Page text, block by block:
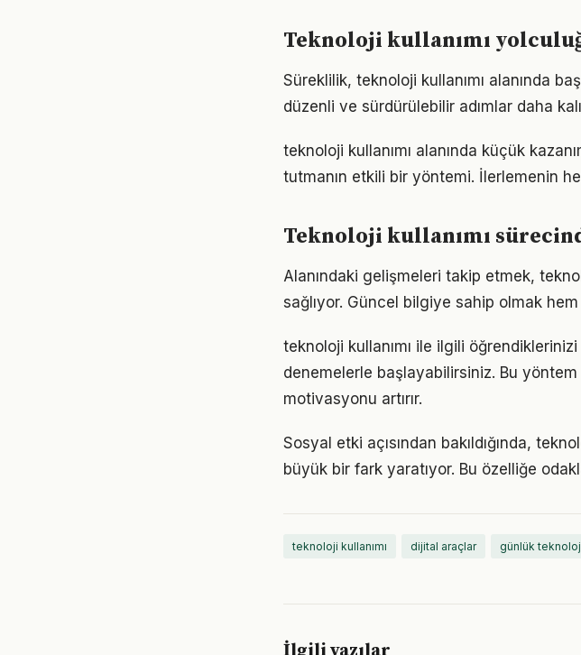
Teknoloji kullanımı
Süreklilik, teknoloji kullanımı alanında
düzenli ve sürdürülebilir adımlar daha
teknoloji kullanımı alanında küçük
tutmanın etkili bir yöntemi. İlerlemenin
Teknoloji kullanımı
Alanındaki gelişmeleri takip etmek,
sağlıyor. Güncel bilgiye sahip olmak
teknoloji kullanımı ile ilgili
denemelerle başlayabilirsiniz. Bu
motivasyonu artırır.
Sosyal etki açısından bakıldığında,
büyük bir fark yaratıyor. Bu özelliğe
teknoloji kullanımı dijital araçlar günlük